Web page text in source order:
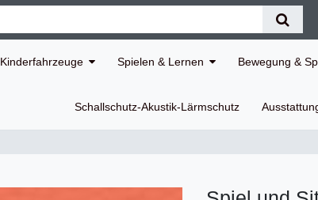
Kinderfahrzeuge Spielen & Lernen Bewegung &
Schallschutz-Akustik-Lärmschutz